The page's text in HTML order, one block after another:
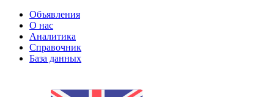
Объявления
О нас
Аналитика
Справочник
База данных